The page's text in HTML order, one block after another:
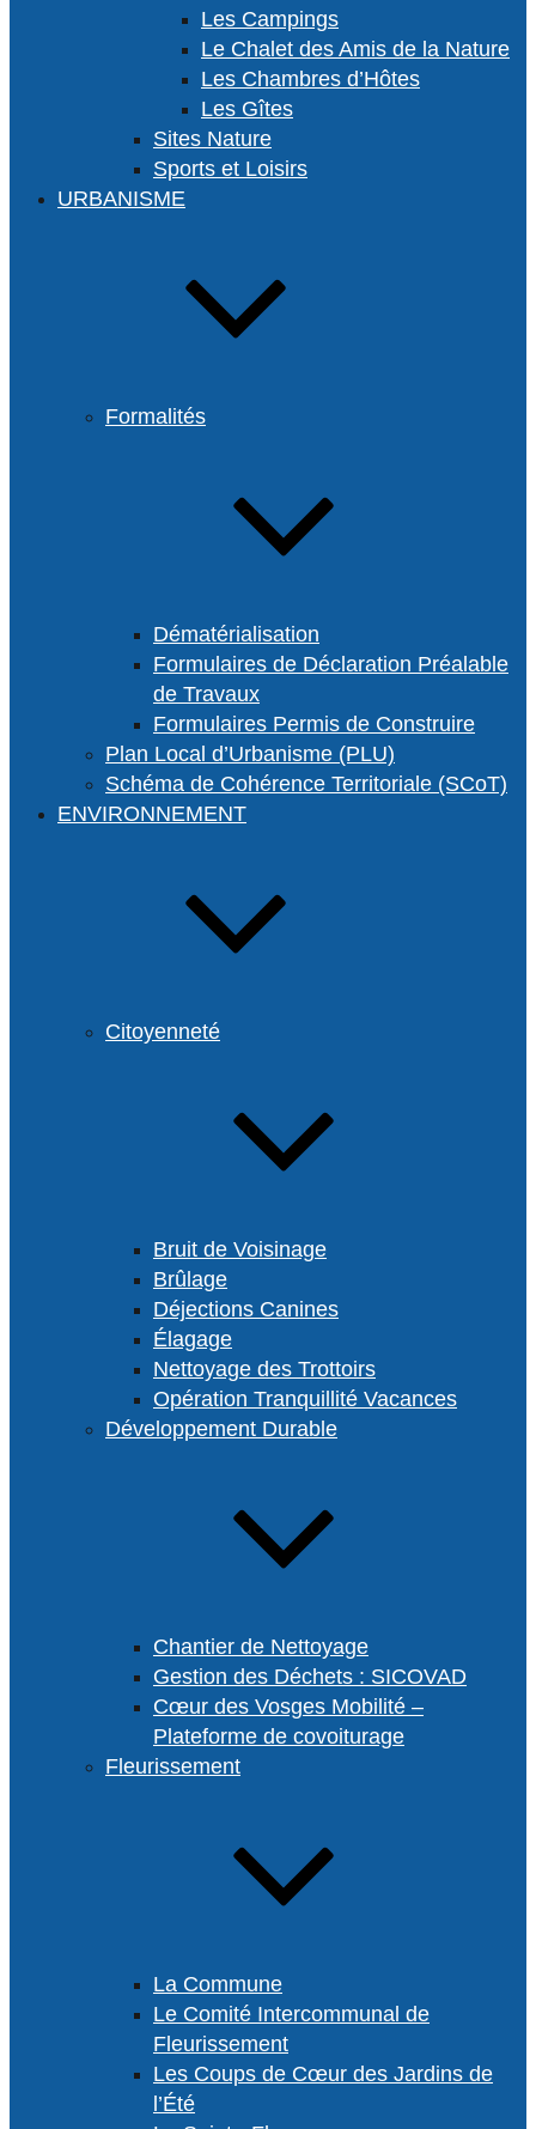
Les Campings
Le Chalet des Amis de la Nature
Les Chambres d’Hôtes
Les Gîtes
Sites Nature
Sports et Loisirs
URBANISME
Formalités
Dématérialisation
Formulaires de Déclaration Préalable
de Travaux
Formulaires Permis de Construire
Plan Local d’Urbanisme (PLU)
Schéma de Cohérence Territoriale (SCoT)
ENVIRONNEMENT
Citoyenneté
Bruit de Voisinage
Brûlage
Déjections Canines
Élagage
Nettoyage des Trottoirs
Opération Tranquillité Vacances
Développement Durable
Chantier de Nettoyage
Gestion des Déchets : SICOVAD
Cœur des Vosges Mobilité –
Plateforme de covoiturage
Fleurissement
La Commune
Le Comité Intercommunal de
Fleurissement
Les Coups de Cœur des Jardins de
l’Été